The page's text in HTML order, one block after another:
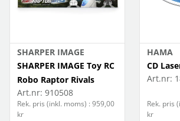
SHARPER IMAGE
SHARPER IMAGE Toy RC
Robo Raptor Rivals
Art.nr: 910508
Rek. pris (inkl. moms) : 959,00
kr
HAMA
CD
Art.nr:
Rek. pris
kr